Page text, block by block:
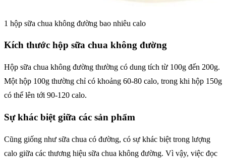
1 hộp sữa chua không đường bao nhiêu calo
Kích thước hộp sữa chua không đường
Hộp sữa chua không đường thường có dung tích từ 100g đến 200g.
Một hộp 100g thường chỉ có khoảng 60-80 calo, trong khi hộp 150g
có thể lên tới 90-120 calo.
Sự khác biệt giữa các sản phẩm
Cũng giống như sữa chua có đường, có sự khác biệt trong lượng
calo giữa các thương hiệu sữa chua không đường. Vì vậy, việc đọc